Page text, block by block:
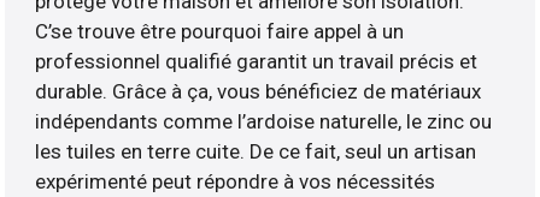
C’se trouve être pourquoi faire appel à un
professionnel qualifié garantit un travail précis et
durable. Grâce à ça, vous bénéficiez de matériaux
indépendants comme l’ardoise naturelle, le zinc ou
les tuiles en terre cuite. De ce fait, seul un artisan
expérimenté peut répondre à vos nécessités